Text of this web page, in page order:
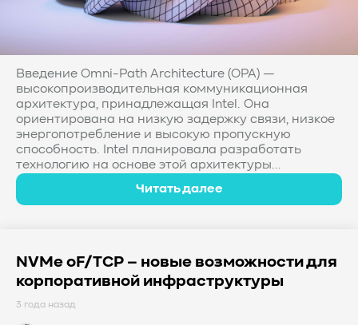
#Western Digital OptiNAND
##checkpoint
#Shingled Magnetic Recording
#Kioxia
Введение Omni-Path Architecture (OPA) —
высокопроизводительная коммуникационная
архитектура, принадлежащая Intel. Она
ориентирована на низкую задержку связи, низкое
энергопотребление и высокую пропускную
способность. Intel планировала разработать
технологию на основе этой архитектуры...
Читать далее
NVMe oF/TCP – новые возможности для
корпоративной инфраструктуры
3 года назад